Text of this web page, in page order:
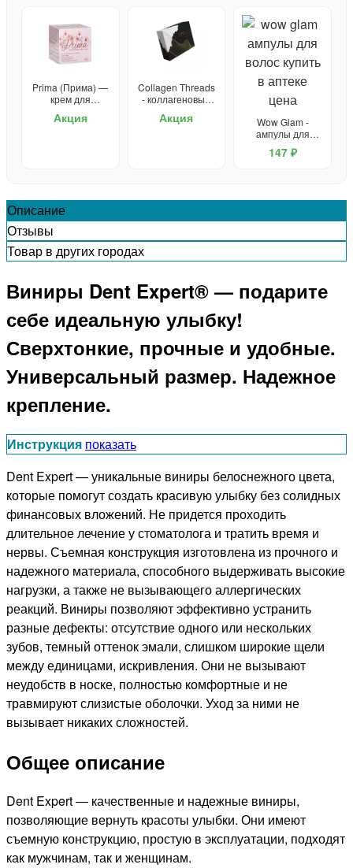
Prima (Прима) —
крем для
Акция
Collagen Threads
- коллагеновые
подтяжки лица
Акция
Wow Glam -
ампулы для
волос
147 ₽
Описание
Отзывы
Товар в других городах
Виниры Dent Expert® — подарите
себе идеальную улыбку!
Сверхтонкие, прочные и удобные.
Универсальный размер. Надежное
крепление.
Инструкция показать
Dent Expert — уникальные виниры белоснежного цвета,
которые помогут создать красивую улыбку без солидных
финансовых вложений. Не придется проходить
длительное лечение у стоматолога и тратить время и
нервы. Съемная конструкция изготовлена из прочного и
надежного материала, способного выдерживать высокие
нагрузки, а также не вызывающего аллергических
реакций. Виниры позволяют эффективно устранить
разные дефекты: отсутствие одного или нескольких
зубов, темный оттенок эмали, слишком широкие щели
между единицами, искривления. Они не вызывают
неудобств в носке, полностью комфортные и не
травмируют слизистые оболочки. Уход за ними не
вызывает никаких сложностей.
Общее описание
Dent Expert — качественные и надежные виниры,
позволяющие вернуть красоты улыбки. Они имеют
съемную конструкцию, простую в эксплуатации, подходят
как мужчинам, так и женщинам.